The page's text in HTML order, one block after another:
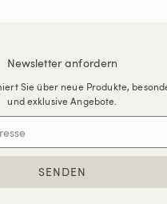
Newsletter anfordern
Sie über neue Produkte,
und exklusive Angebote.
SENDEN